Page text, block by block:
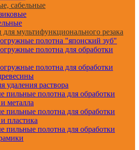
сабельные
мультифункционального резака
полотна "японский зуб"
полотна для обработки
полотна для обработки
удаления раствора
пильные полотна для обработки
металла
пильные полотна для обработки
пластика
пильные полотна для обработки